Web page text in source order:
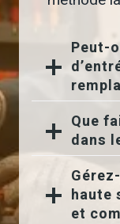
Peut-
Que
dans
haute
et